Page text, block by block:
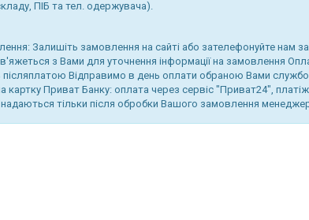
ПІБ та тел. одержувача).
Залишіть замовлення на сайті або зателефонуйте нам
з Вами для уточнення інформації на замовлення
Відправимо в день оплати обраною Вами
картку Приват Банку: оплата через сервіс "Приват24",
надаються тільки після обробки Вашого замовлення